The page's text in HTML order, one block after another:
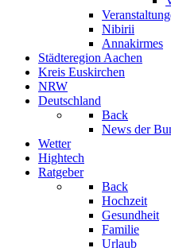
Nibirii
Annakirmes
Städteregion Aachen
Kreis Euskirchen
NRW
Deutschland
Back
News der
Wetter
Hightech
Ratgeber
Back
Hochzeit
Gesundheit
Familie
Urlaub